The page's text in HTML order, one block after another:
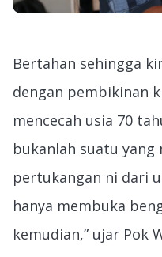
Bertahan sehingga
dengan pembikinan
mencecah usia 70
bukanlah suatu yang
pertukangan ni dari
hanya membuka
kemudian,” ujar Pok